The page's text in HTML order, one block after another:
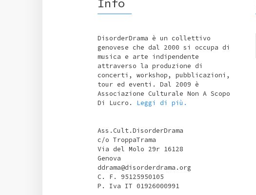
Info
DisorderDrama è un collettivo
genovese che dal 2000 si occupa di
musica e arte indipendente
attraverso la produzione di
concerti, workshop, pubblicazioni,
tour ed eventi. Dal 2009 è
Associazione Culturale Non A Scopo
Di Lucro. Leggi di più.
Ass.Cult.DisorderDrama
c/o TroppaTrama
Via del Molo 29r 16128
Genova
ddrama@disorderdrama.org
C. F. 95125950105
P. Iva IT 01926000991